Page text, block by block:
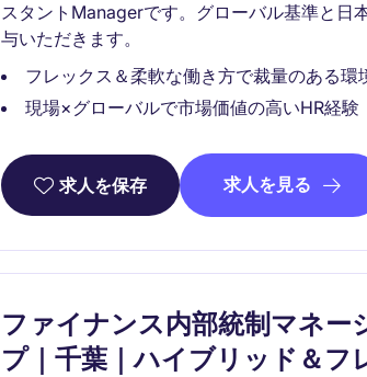
スタントManagerです。グローバル基準と日
与いただきます。
フレックス＆柔軟な働き方で裁量のある環
現場×グローバルで市場価値の高いHR経験
求人を保存 求人を見る
ファイナンス内部統制マネー
プ｜千葉｜ハイブリッド＆